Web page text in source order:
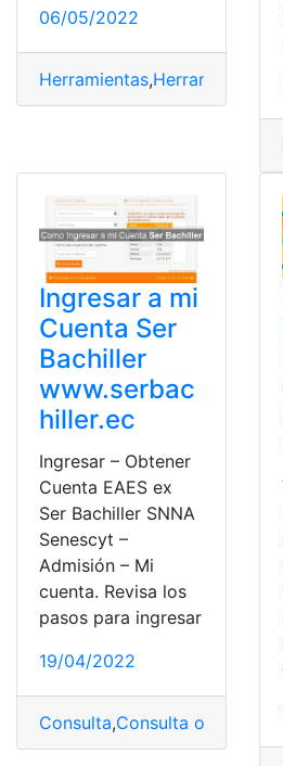
06/05/2022
Herramientas,Herramientas
Ingresar a mi
Cuenta Ser
Bachiller
www.serbac
hiller.ec
Ingresar – Obtener
Cuenta EAES ex
Ser Bachiller SNNA
Senescyt –
Admisión – Mi
cuenta. Revisa los
pasos para ingresar
19/04/2022
Consulta,Consulta online